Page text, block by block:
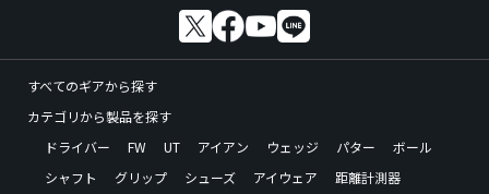
すべてのギアから探す
カテゴリから製品を探す
ドライバー
FW UT アイアン ウェッジ パター
ボール
シャフト
グリップ シューズ アイウェア
距離計測器